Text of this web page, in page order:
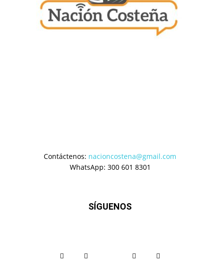
Contáctenos: nacioncostena@gmail.com
WhatsApp: 300 601 8301
SÍGUENOS